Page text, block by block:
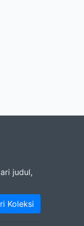
judul,
Koleksi